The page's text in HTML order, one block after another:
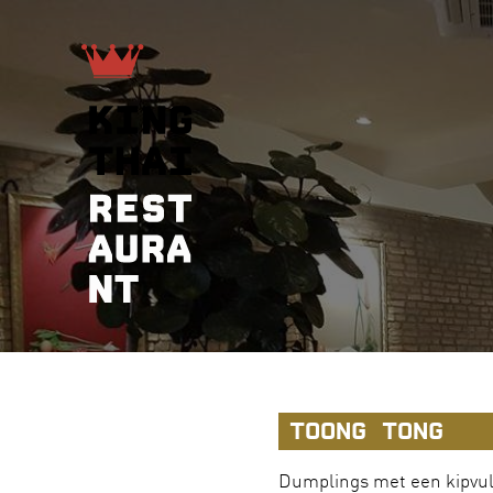
TOONG TONG
Dumplings met een